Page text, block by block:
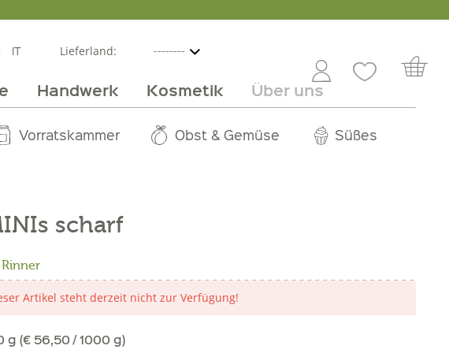
IT Lieferland:
Handwerk Kosmetik Über uns
Vorratskammer Obst & Gemüse Süßes
Weine im Angebot
Exclusive Online Großhandel Service Jobs
scharf
Artikel steht derzeit nicht zur Verfügung!
g (€ 56,50 / 1000 g)